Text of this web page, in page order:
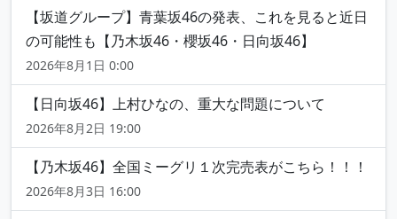
【坂道グループ】青葉坂46の発表、これを見ると近日
の可能性も【乃木坂46・櫻坂46・日向坂46】
2026年8月1日 0:00
【日向坂46】上村ひなの、重大な問題について
2026年8月2日 19:00
【乃木坂46】全国ミーグリ１次完売表がこちら！！！
2026年8月3日 16:00